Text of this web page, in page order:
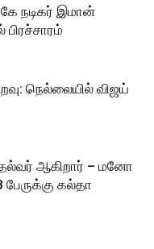
நடிகர் இமான்
நெல்லையில் விஜய்
ஆகிறார் – மனோ
கல்தா